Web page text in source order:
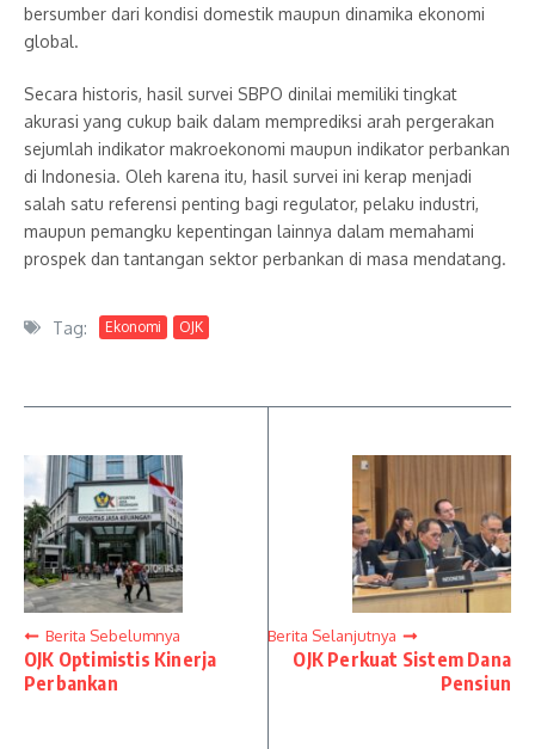
bersumber dari kondisi domestik maupun dinamika ekonomi
global.
Secara historis, hasil survei SBPO dinilai memiliki tingkat
akurasi yang cukup baik dalam memprediksi arah pergerakan
sejumlah indikator makroekonomi maupun indikator perbankan
di Indonesia. Oleh karena itu, hasil survei ini kerap menjadi
salah satu referensi penting bagi regulator, pelaku industri,
maupun pemangku kepentingan lainnya dalam memahami
prospek dan tantangan sektor perbankan di masa mendatang.
Tag: Ekonomi OJK
Berita Sebelumnya
OJK Optimistis Kinerja
Perbankan
Berita Selanjutnya
OJK Perkuat Sistem Dana
Pensiun